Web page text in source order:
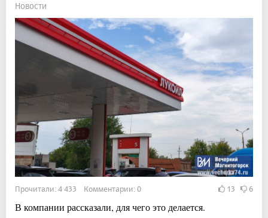
Новости
Прочитали: 4 433 Комментарии: 0 13 6
В компании рассказали, для чего это делается.